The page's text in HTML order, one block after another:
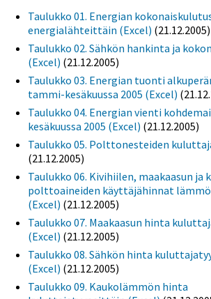
Taulukko 01. Energian
energialähteittäin (Excel) (21.12.2005)
Taulukko 02. Sähkön hankinta ja
(Excel) (21.12.2005)
Taulukko 03. Energian tuonti
tammi-kesäkuussa 2005 (Excel)
Taulukko 04. Energian vienti
kesäkuussa 2005 (Excel) (21.12.2005)
Taulukko 05. Polttonesteiden
(21.12.2005)
Taulukko 06. Kivihiilen, maakaasun ja
polttoaineiden käyttäjähinnat
(Excel) (21.12.2005)
Taulukko 07. Maakaasun hinta
(Excel) (21.12.2005)
Taulukko 08. Sähkön hinta
(Excel) (21.12.2005)
Taulukko 09. Kaukolämmön hinta